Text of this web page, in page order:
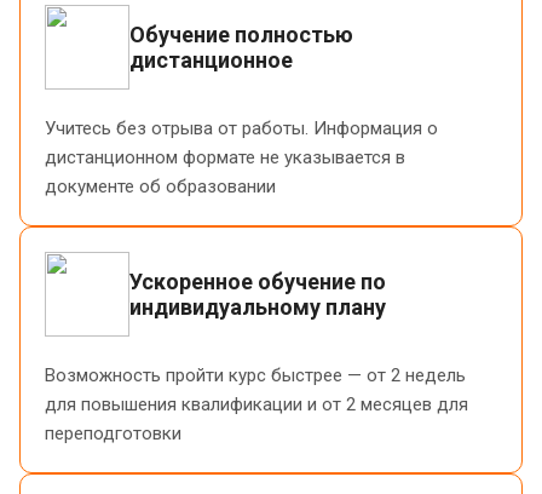
Обучение полностью
дистанционное
Учитесь без отрыва от работы. Информация о
дистанционном формате не указывается в
документе об образовании
Ускоренное обучение по
индивидуальному плану
Возможность пройти курс быстрее — от 2 недель
для повышения квалификации и от 2 месяцев для
переподготовки